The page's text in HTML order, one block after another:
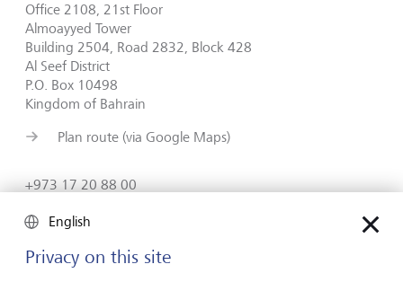
Office 2108, 21st Floor
Almoayyed Tower
Building 2504, Road 2832, Block 428
Al Seef District
P.O. Box 10498
Kingdom of Bahrain
Plan route (via Google Maps)
+973 17 20 88 00
English
Privacy on this site